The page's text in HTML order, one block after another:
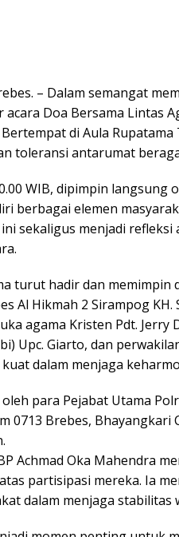
– Dalam semangat
Doa Bersama Lintas
Bertempat di Aula
toleransi antarumat
WIB, dipimpin langsung
berbagai elemen
sekaligus menjadi
turut hadir dan memimpin
Al Hikmah 2 Sirampog
agama Kristen Pdt. Jerry
Upc. Giarto, dan
dalam menjaga
para Pejabat Utama
0713 Brebes,
Achmad Oka Mahendra
partisipasi mereka. Ia
dalam menjaga stabilitas